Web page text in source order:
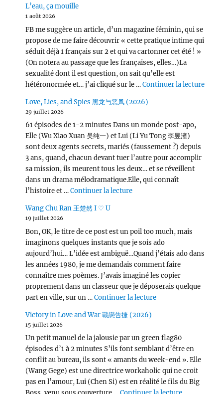
L’eau, ça mouille
1 août 2026
FB me suggère un article, d’un magazine féminin, qui se
propose de me faire découvrir « cette pratique intime qui
séduit déjà 1 français sur 2 et qui va cartonner cet été ! »
(On notera au passage que les françaises, elles…)La
sexualité dont il est question, on sait qu’elle est
hétéronormée et… j’ai cliqué sur le …Continuer la lecturede «
Love, Lies, and Spies 黑龙与恶凤 (2026)
29 juillet 2026
61 épisodes de 1-2 minutes Dans un monde post-apo,
Elle (Wu Xiao Xuan 吴纯一) et Lui (Li Yu Tong 李昱潼)
sont deux agents secrets, mariés (faussement ?) depuis
3 ans, quand, chacun devant tuer l’autre pour accomplir
sa mission, ils meurent tous les deux… et se réveillent
dans un drama mélodramatique.Elle, qui connaît
l’histoire et …Continuer la lecturede « Love, Lies, and Spies
Wang Chu Ran 王楚然 I ♡ U
19 juillet 2026
Bon, OK, le titre de ce post est un poil too much, mais
imaginons quelques instants que je sois ado
aujourd’hui… L’idée est ambiguë…Quand j’étais ado dans
les années 1980, je me demandais comment faire
connaître mes poèmes. J’avais imaginé les copier
proprement dans un classeur que je déposerais quelque
part en ville, sur un …Continuer la lecturede « Wang Chu Ran
Victory in Love and War 戰戀告捷 (2026)
15 juillet 2026
Un petit manuel de la jalousie par un green flag80
épisodes d’1 à 2 minutes S’ils font semblant d’être en
conflit au bureau, ils sont « amants du week-end ». Elle
(Wang Gege) est une directrice workaholic qui ne croit
pas en l’amour, Lui (Chen Si) est en réalité le fils du Big
de « Victory